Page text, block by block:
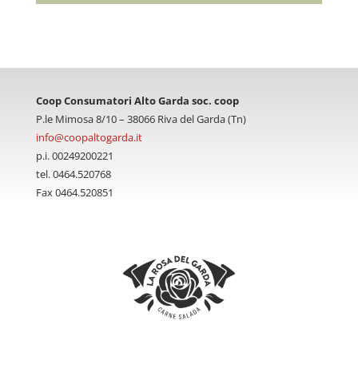
Coop Consumatori Alto Garda soc. coop
P.le Mimosa 8/10 – 38066 Riva del Garda (Tn)
info@coopaltogarda.it
p.i. 00249200221
tel. 0464.520768
Fax 0464.520851